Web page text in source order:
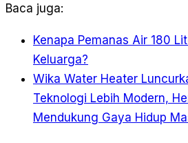
Baca juga:
Kenapa Pemanas Air 180
Keluarga?
Wika Water Heater
Teknologi Lebih Modern,
Mendukung Gaya Hidup